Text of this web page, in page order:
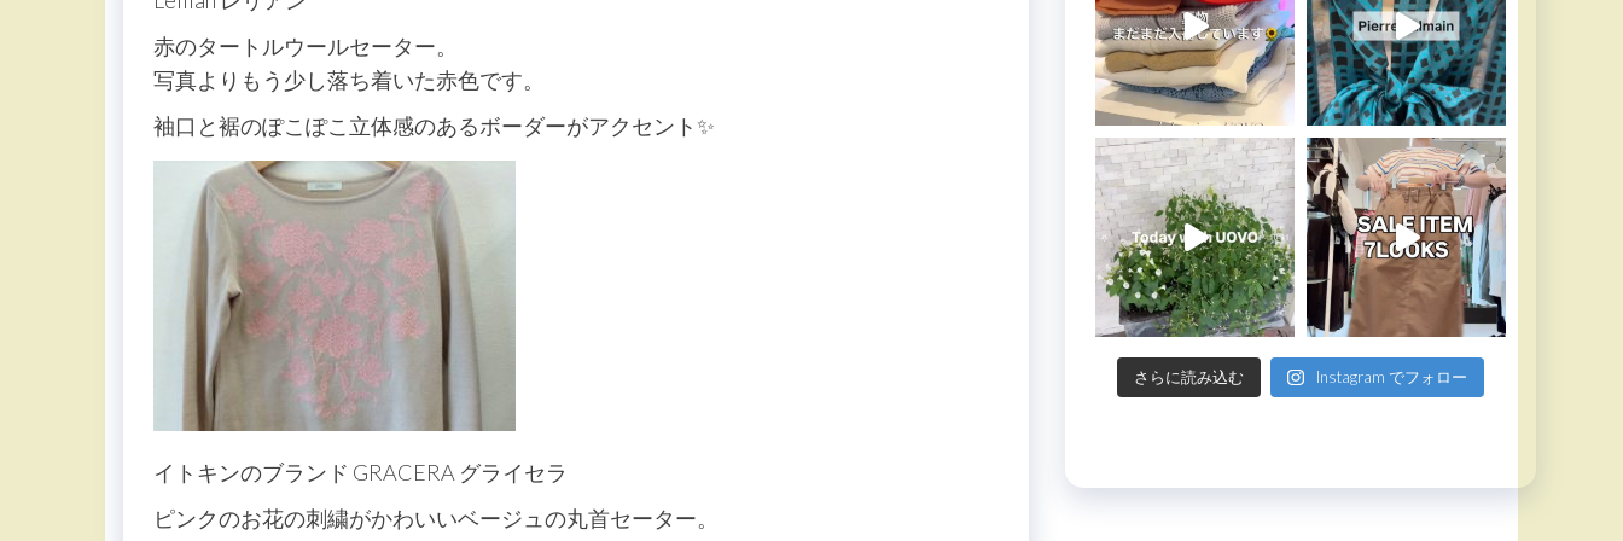
赤のタートルウールセーター。
写真よりもう少し落ち着いた赤色です。
袖口と裾のぽこぽこ立体感のあるボーダーがアクセント✨
イトキンのブランド GRACERA グライセラ
ピンクのお花の刺繍がかわいいベージュの丸首セーター。
さらに読み込む Instagram でフォロー